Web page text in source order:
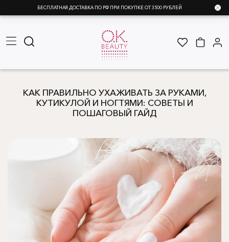
БЕСПЛАТНАЯ ДОСТАВКА ПО РФ ПРИ ПОКУПКЕ ОТ 3500 РУБЛЕЙ
КАК ПРАВИЛЬНО УХАЖИВАТЬ ЗА РУКАМИ,
КУТИКУЛОЙ И НОГТЯМИ: СОВЕТЫ И
ПОШАГОВЫЙ ГАЙД